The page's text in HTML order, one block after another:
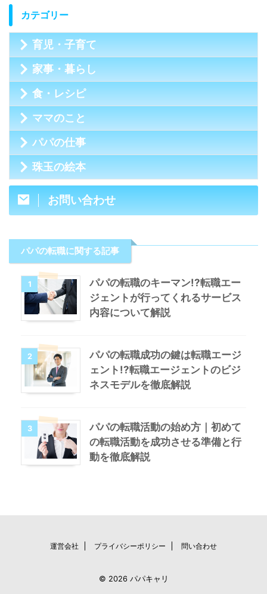
カテゴリー
育児・子育て
家事・暮らし
食・レシピ
ママのこと
パパの仕事
珠玉の絵本
お問い合わせ
パパの転職に関する記事
1
パパの転職のキーマン!?転職エー
ジェントが行ってくれるサービス
内容について解説
2
パパの転職成功の鍵は転職エージ
ェント!?転職エージェントのビジ
ネスモデルを徹底解説
3
パパの転職活動の始め方｜初めて
の転職活動を成功させる準備と行
動を徹底解説
運営会社 プライバシーポリシー 問い合わせ
© 2026 パパキャリ